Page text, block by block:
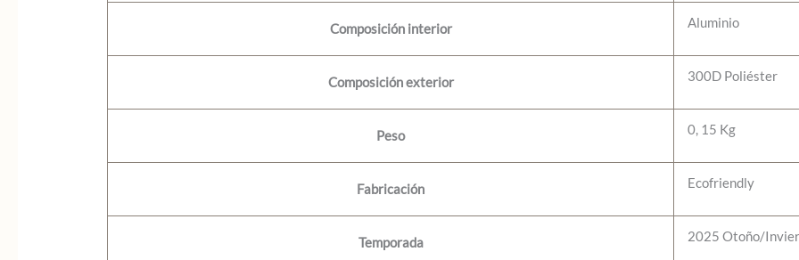
Composición interior Aluminio
Composición exterior 300D Poliéster
Peso 0, 15 Kg
Fabricación Ecofriendly
Temporada 2025 Otoño/